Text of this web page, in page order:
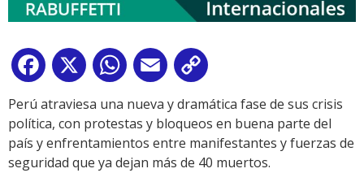
Facebook
X WhatsApp
Email
Link
Perú atraviesa una nueva y dramática fase de sus crisis
política, con protestas y bloqueos en buena parte del
país y enfrentamientos entre manifestantes y fuerzas de
seguridad que ya dejan más de 40 muertos.